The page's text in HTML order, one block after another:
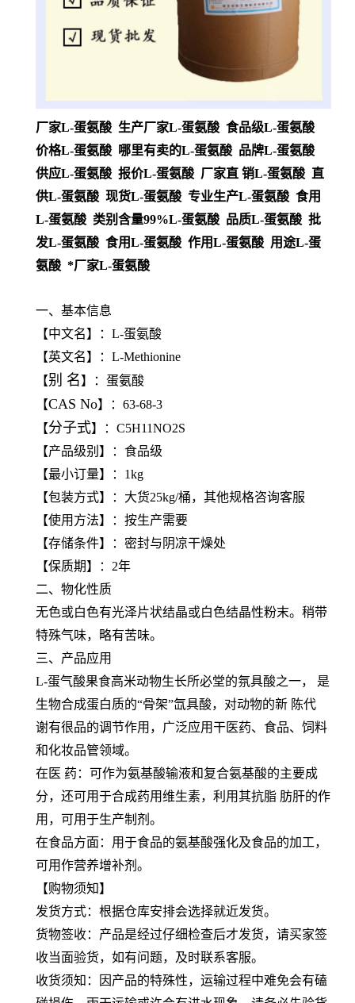
厂家L-蛋氨酸 生产厂家L-蛋氨酸 食品级L-蛋氨酸
价格L-蛋氨酸 哪里有卖的L-蛋氨酸 品牌L-蛋氨酸
供应L-蛋氨酸 报价L-蛋氨酸 厂家直 销L-蛋氨酸 直
供L-蛋氨酸 现货L-蛋氨酸 专业生产L-蛋氨酸 食用
L-蛋氨酸 类别含量99%L-蛋氨酸 品质L-蛋氨酸 批
发L-蛋氨酸 食用L-蛋氨酸 作用L-蛋氨酸 用途L-蛋
氨酸 *厂家L-蛋氨酸
一、基本信息
【中文名】：L-蛋氨酸
【英文名】：L-Methionine
【别 名】：蛋氨酸
【CAS No】：63-68-3
【分子式】：C5H11NO2S
【产品级别】：食品级
【最小订量】：1kg
【包装方式】：大货25kg/桶，其他规格咨询客服
【使用方法】：按生产需要
【存储条件】：密封与阴凉干燥处
【保质期】：2年
二、物化性质
无色或白色有光泽片状结晶或白色结晶性粉末。稍带
特殊气味，略有苦味。
三、产品应用
L-蛋气酸果食高米动物生长所必堂的氛具酸之一， 是
生物合成蛋白质的“骨架”氙具酸，对动物的新 陈代
谢有很品的调节作用，广泛应用干医药、食品、饲料
和化妆品管领域。
在医 药：可作为氨基酸输液和复合氨基酸的主要成
分，还可用于合成药用维生素，利用其抗脂 肪肝的作
用，可用于生产制剂。
在食品方面：用于食品的氨基酸强化及食品的加工，
可用作营养增补剂。
【购物须知】
发货方式：根据仓库安排会选择就近发货。
货物签收：产品是经过仔细检查后才发货，请买家签
收当面验货，如有问题，及时联系客服。
收货须知：因产品的特殊性，运输过程中难免会有磕